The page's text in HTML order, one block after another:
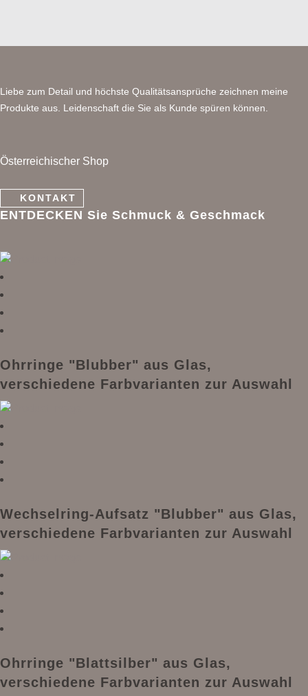
Liebe zum Detail und höchste Qualitätsansprüche zeichnen meine
Produkte aus. Leidenschaft die Sie als Kunde spüren können.
Österreichischer Shop
KONTAKT
ENTDECKEN Sie Schmuck & Geschmack
Ohrringe "Blubber" aus Glas,
verschiedene Farbvarianten zur Auswahl
Wechselring-Aufsatz "Blubber" aus Glas,
verschiedene Farbvarianten zur Auswahl
Ohrringe "Blattsilber" aus Glas,
verschiedene Farbvarianten zur Auswahl